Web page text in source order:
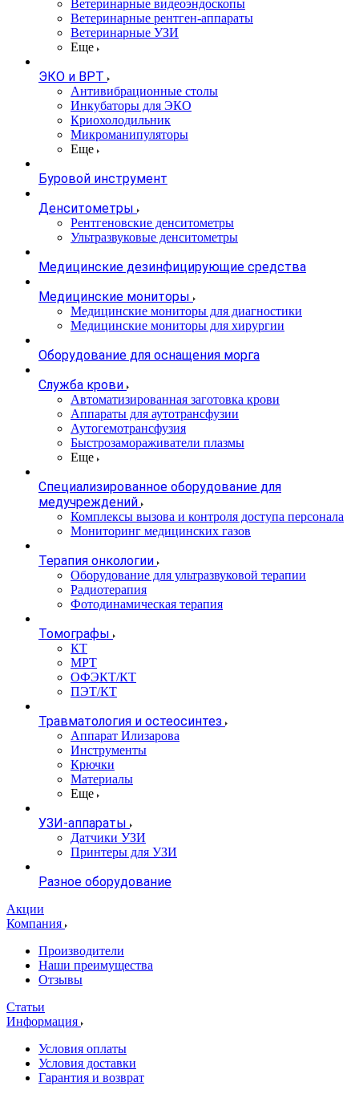
Ветеринарные видеоэндоскопы
Ветеринарные рентген-аппараты
Ветеринарные УЗИ
Еще
ЭКО и ВРТ
Антивибрационные столы
Инкубаторы для ЭКО
Криохолодильник
Микроманипуляторы
Еще
Буровой инструмент
Денситометры
Рентгеновские денситометры
Ультразвуковые денситометры
Медицинские дезинфицирующие средства
Медицинские мониторы
Медицинские мониторы для диагностики
Медицинские мониторы для хирургии
Оборудование для оснащения морга
Служба крови
Автоматизированная заготовка крови
Аппараты для аутотрансфузии
Аутогемотрансфузия
Быстрозамораживатели плазмы
Еще
Специализированное оборудование для
медучреждений
Комплексы вызова и контроля доступа персонала
Мониторинг медицинских газов
Терапия онкологии
Оборудование для ультразвуковой терапии
Радиотерапия
Фотодинамическая терапия
Томографы
КТ
МРТ
ОФЭКТ/КТ
ПЭТ/КТ
Травматология и остеосинтез
Аппарат Илизарова
Инструменты
Крючки
Материалы
Еще
УЗИ-аппараты
Датчики УЗИ
Принтеры для УЗИ
Разное оборудование
Акции
Компания
Производители
Наши преимущества
Отзывы
Статьи
Информация
Условия оплаты
Условия доставки
Гарантия и возврат